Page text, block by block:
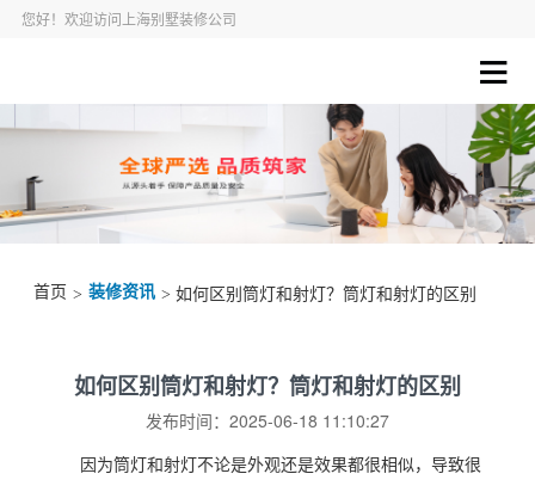
您好！欢迎访问上海别墅装修公司
首页 > 装修资讯 > 如何区别筒灯和射灯？筒灯和射灯的区别
如何区别筒灯和射灯？筒灯和射灯的区别
发布时间：2025-06-18 11:10:27
因为筒灯和射灯不论是外观还是效果都很相似，导致很